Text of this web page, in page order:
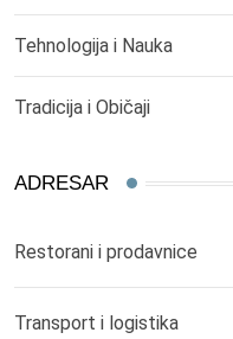
Tehnologija i Nauka
Tradicija i Običaji
ADRESAR
Restorani i prodavnice
Transport i logistika